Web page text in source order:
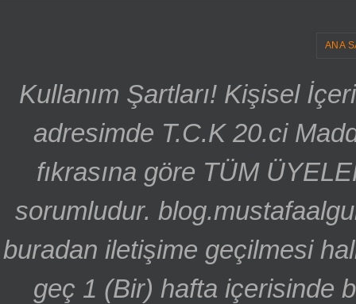
ANA
Kullanım Şartları! Kişisel
adresimde T.C.K 20.ci
fıkrasına göre TÜM
sorumludur.
buradan iletişime geçilmesi
geç 1 (Bir) hafta içerisinde